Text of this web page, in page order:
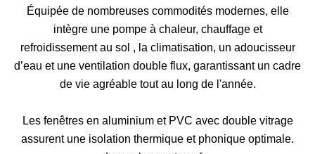
Équipée de nombreuses commodités modernes, elle
intègre une pompe à chaleur, chauffage et
refroidissement au sol , la climatisation, un adoucisseur
d’eau et une ventilation double flux, garantissant un cadre
de vie agréable tout au long de l'année.
Les fenêtres en aluminium et PVC avec double vitrage
assurent une isolation thermique et phonique optimale.